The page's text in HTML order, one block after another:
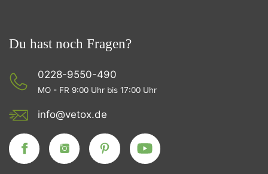
Du hast noch Fragen?
0228-9550-490
MO - FR 9:00 Uhr bis 17:00 Uhr
info@vetox.de